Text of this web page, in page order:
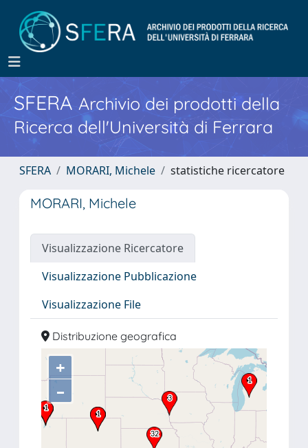
SFERA Archivio dei prodotti della
Ricerca dell'Università di Ferrara
SFERA MORARI, Michele statistiche ricercatore
MORARI, Michele
Visualizzazione Ricercatore
Visualizzazione Pubblicazione
Visualizzazione File
Distribuzione geografica
+
–